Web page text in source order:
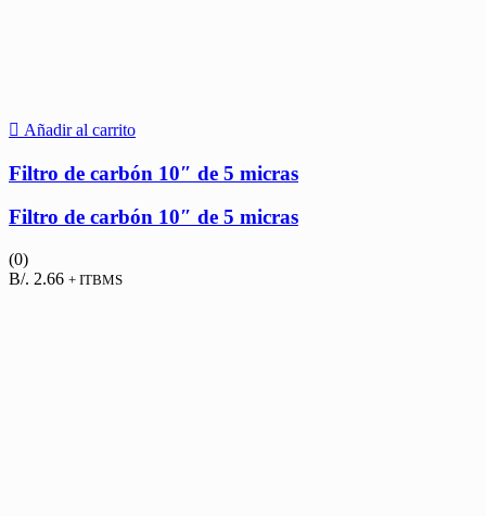
Añadir al carrito
Filtro de carbón 10″ de 5 micras
Filtro de carbón 10″ de 5 micras
(0)
B/. 2.66 + ITBMS